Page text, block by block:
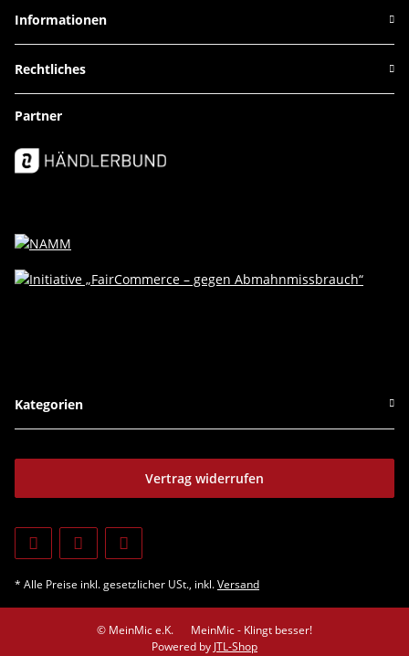
Informationen
Rechtliches
Partner
Kategorien
Vertrag widerrufen
* Alle Preise inkl. gesetzlicher USt., inkl.Versand
© MeinMic e.K.
MeinMic - Klingt besser!
Powered by JTL-Shop